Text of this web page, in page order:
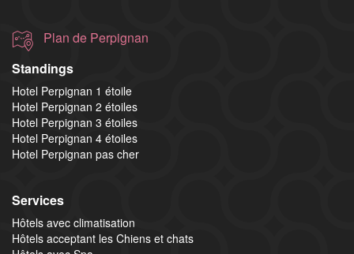
Plan de Perpignan
Standings
Hotel Perpignan 1 étoile
Hotel Perpignan 2 étoiles
Hotel Perpignan 3 étoiles
Hotel Perpignan 4 étoiles
Hotel Perpignan pas cher
Services
Hôtels avec climatisation
Hôtels acceptant les Chiens et chats